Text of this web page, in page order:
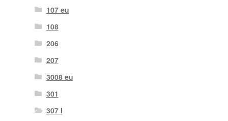
107 eu
108
206
207
3008 eu
301
307 I